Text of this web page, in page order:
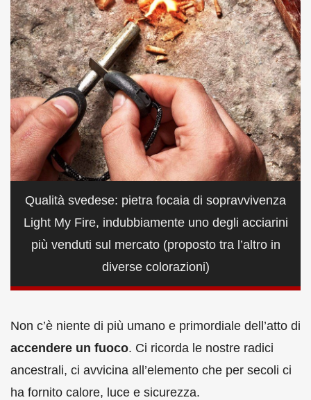
Qualità svedese: pietra focaia di sopravvivenza
Light My Fire, indubbiamente uno degli acciarini
più venduti sul mercato (proposto tra l’altro in
diverse colorazioni)
Non c’è niente di più umano e primordiale dell’atto di
accendere un fuoco. Ci ricorda le nostre radici
ancestrali, ci avvicina all’elemento che per secoli ci
ha fornito calore, luce e sicurezza.